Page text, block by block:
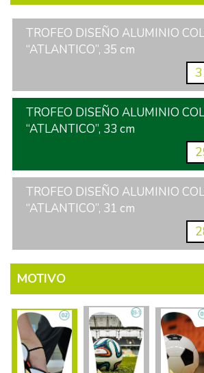
TROFEO DISEÑO ALUMINIO
“ATLANTICO”, 35 cm
TROFEO DISEÑO ALUMINIO
“ATLANTICO”, 33 cm
TROFEO DISEÑO ALUMINIO
“ATLANTICO”, 31 cm
MOTIVO